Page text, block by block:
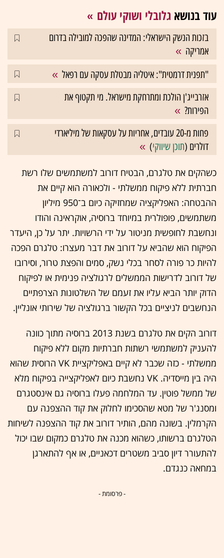
עוד בנושא גלובלי ושוקי עולם
בזכות הנשק הישראלי: המדינה שהפכה למובילה בדרום
אמריקה
"תפנית דרמטית": איטליה מבטלת עסקה עם רפאל
אזרבייג'ן הולכת ומתרחקת מישראל. מי תקטוף את
הפירות?
פחות מ-20 עובדים, אחריות על עסקאות של מיליארדי
דולרים (תוכן שיווקי)
כשהקים את טלגרם, הבטיח דורוב למשתמשים שלו רשת
חברתית ללא פיקוח ממשלתי - ולכאורה הוא קיים את
ההבטחה: האפליקציה שמחזיקה כיום ב־950 מיליון
משתמשים, פופולרית במיוחד ברוסיה, אוקראינה והודו
ונחשבת לחופשית מניטור על ידי הרשויות. יתר על כן, היעדר
הפיקוח הוא שהביא על דורוב את דבר מעצרו: טלגרם הפכה
להיות כר פורה לסחר בכלי נשק, סמים והפצת טרור, וסירובו
של דורוב לדרישות הממשלים לרגולציה פנימית או לפיקוח
הדוק יותר הביא עליו את זעמם של השלטונות הצרפתיים
הנחשבים לניציים בכל הקשור ברגולציה של שירותי אונליין.
דורוב הקים את טלגרם בשנת 2013 ברוסיה מתוך כוונה
להעניק למשתמשי רשתות חברתיות מקום ללא פיקוח
ממשלתי - כזה שכבר לא קיים באפליקציית VK הרוסית שהוא
היה בין מייסדיה. VK נחשבת כיום לאפליקצייה בפיקוח מלא
של ממשל פוטין. עד המלחמה פעלו ברוסיה גם אינסטגרם
ומסנג'ר של מטא שהסכימו לחלוק את קוד ההצפנה עם
הקרמלין. בשונה מהם, הותיר דורוב את קוד ההצפנה לשיחות
הטלגרם ברשותו, כשהוא מכנה את טלגרם כמקום שבו יכול
להתעורר דיון סביב משטרים דכאניים, או אף להתארגן
במחאה כנגדם.
- פרסומת -